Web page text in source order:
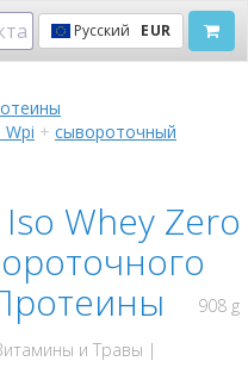
Русский EUR
+ сывороточный
Whey Zero
908 g
и Травы |